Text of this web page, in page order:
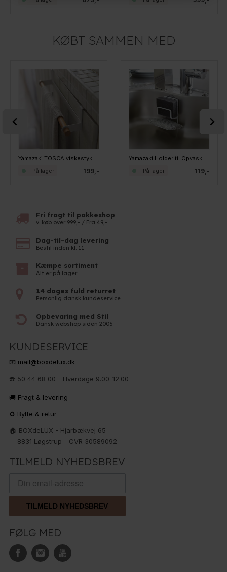
KØBT SAMMEN MED
Yamazaki TOSCA viskestykkeholder til skabslågen
199,-
På lager
Yamazaki Holder til Opvaskebørste og Svamp - Med sugekop, Hvid
119,-
På lager
Fri fragt til pakkeshop
v. køb over 999,- / Fra 49,-
Dag-til-dag levering
Bestil inden kl. 11
Kæmpe sortiment
Alt er på lager
14 dages fuld returret
Personlig dansk kundeservice
Opbevaring med Stil
Dansk webshop siden 2005
KUNDESERVICE
📧 mail@boxdelux.dk
☎️ 50 44 68 00 - Hverdage 9.00-12.00
🚚 Fragt & levering
♻️ Bytte & retur
🏠 BOXdeLUX - Hjarbækvej 65
8831 Løgstrup - CVR 30589092
TILMELD NYHEDSBREV
TILMELD NYHEDSBREV
FØLG MED